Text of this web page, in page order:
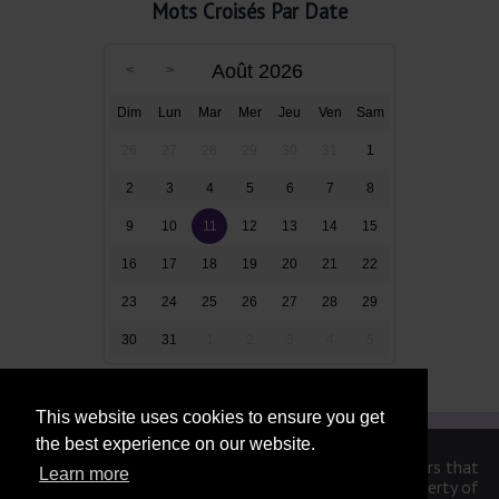
This website uses cookies to ensure you get
the best experience on our website.
Learn more
Mots Croisés Par Date
Août 2026
Dim Lun Mar Mer Jeu Ven Sam
1
2 3 4 5 6 7 8
9 10 11 12 13 14 15
16 17 18 19 20 21 22
23 24 25 26 27 28 29
30 31
We are in no way affiliated or endorsed by the publishers that
have created the games. All images and logos are property of